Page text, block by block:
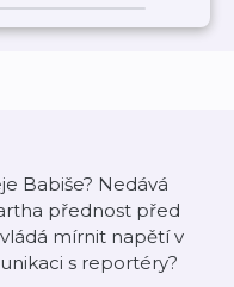
Babiše? Nedává
přednost před
mírnit napětí v
s reportéry?